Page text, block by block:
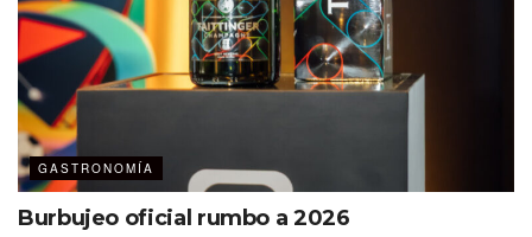
GASTRONOMÍA
Burbujeo oficial rumbo a 2026